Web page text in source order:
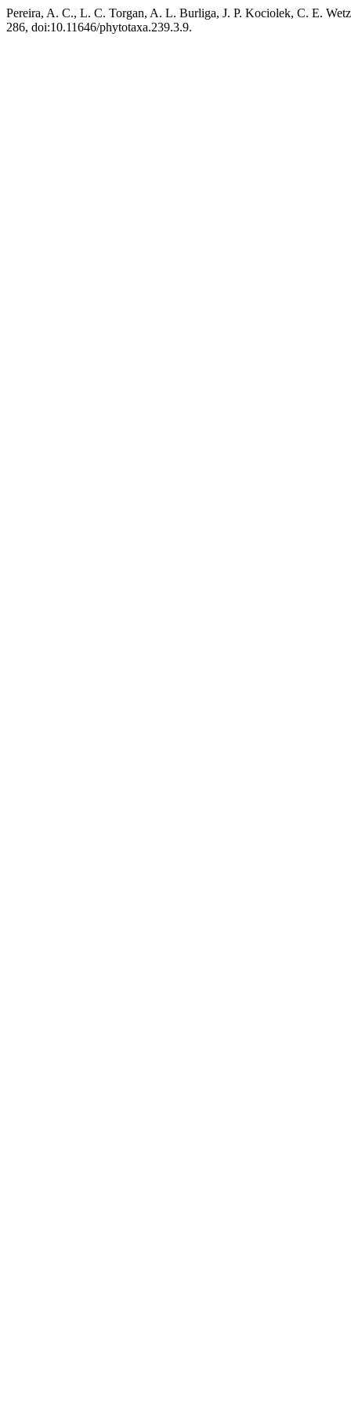
Pereira, A. C., L. C. Torgan, A. L. Burliga, J. P. Kociolek, C. E.
286, doi:10.11646/phytotaxa.239.3.9.